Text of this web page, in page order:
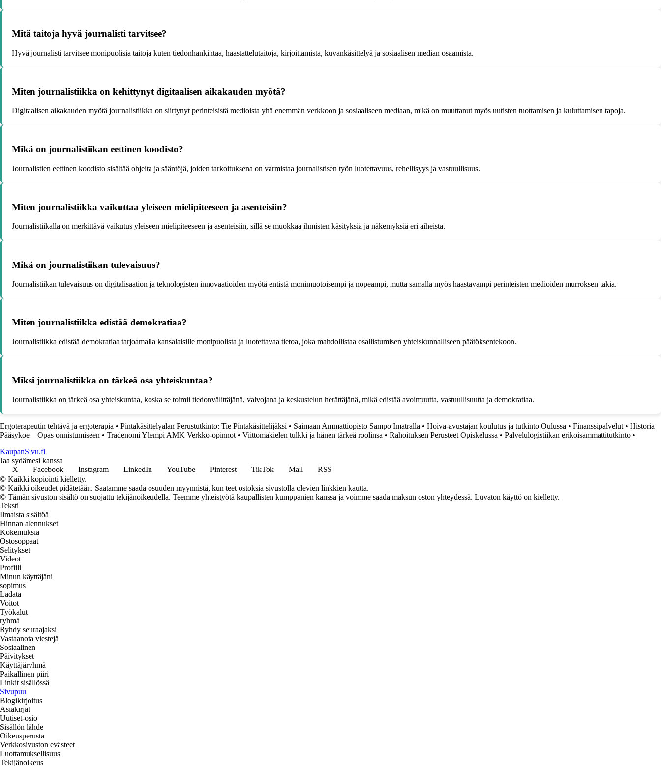
Mitä taitoja hyvä journalisti tarvitsee?
Hyvä journalisti tarvitsee monipuolisia taitoja kuten tiedonhankintaa, haastattelutaitoja, kirjoittamista, kuvankäsittelyä ja sosiaalisen median osaamista.
Miten journalistiikka on kehittynyt digitaalisen aikakauden myötä?
Digitaalisen aikakauden myötä journalistiikka on siirtynyt perinteisistä medioista yhä enemmän verkkoon ja sosiaaliseen mediaan, mikä on muuttanut myös uutisten tuottamisen ja kuluttamisen tapoja.
Mikä on journalistiikan eettinen koodisto?
Journalistien eettinen koodisto sisältää ohjeita ja sääntöjä, joiden tarkoituksena on varmistaa journalistisen työn luotettavuus, rehellisyys ja vastuullisuus.
Miten journalistiikka vaikuttaa yleiseen mielipiteeseen ja asenteisiin?
Journalistiikalla on merkittävä vaikutus yleiseen mielipiteeseen ja asenteisiin, sillä se muokkaa ihmisten käsityksiä ja näkemyksiä eri aiheista.
Mikä on journalistiikan tulevaisuus?
Journalistiikan tulevaisuus on digitalisaation ja teknologisten innovaatioiden myötä entistä monimuotoisempi ja nopeampi, mutta samalla myös haastavampi perinteisten medioiden murroksen takia.
Miten journalistiikka edistää demokratiaa?
Journalistiikka edistää demokratiaa tarjoamalla kansalaisille monipuolista ja luotettavaa tietoa, joka mahdollistaa osallistumisen yhteiskunnalliseen päätöksentekoon.
Miksi journalistiikka on tärkeä osa yhteiskuntaa?
Journalistiikka on tärkeä osa yhteiskuntaa, koska se toimii tiedonvälittäjänä, valvojana ja keskustelun herättäjänä, mikä edistää avoimuutta, vastuullisuutta ja demokratiaa.
Ergoterapeutin tehtävä ja ergoterapia • Pintakäsittelyalan Perustutkinto: Tie Pintakäsittelijäksi • Saimaan Ammattiopisto Sampo Imatralla • Hoiva-avustajan koulutus ja tutkinto Oulussa • Finanssipalvelut • Historia
Pääsykoe – Opas onnistumiseen • Tradenomi Ylempi AMK Verkko-opinnot • Viittomakielen tulkki ja hänen tärkeä roolinsa • Rahoituksen Perusteet Opiskelussa • Palvelulogistiikan erikoisammattitutkinto •
KaupanSivu.fi
Jaa sydämesi kanssa
X
Facebook Instagram LinkedIn YouTube Pinterest TikTok Mail
RSS
© Kaikki kopiointi kielletty.
© Kaikki oikeudet pidätetään. Saatamme saada osuuden myynnistä, kun teet ostoksia sivustolla olevien linkkien kautta.
© Tämän sivuston sisältö on suojattu tekijänoikeudella. Teemme yhteistyötä kaupallisten kumppanien kanssa ja voimme saada maksun oston yhteydessä. Luvaton käyttö on kielletty.
Teksti
Ilmaista sisältöä
Hinnan alennukset
Kokemuksia
Ostosoppaat
Selitykset
Videot
Profiili
Minun käyttäjäni
sopimus
Ladata
Voitot
Työkalut
ryhmä
Ryhdy seuraajaksi
Vastaanota viestejä
Sosiaalinen
Päivitykset
Käyttäjäryhmä
Paikallinen piiri
Linkit sisällössä
Sivupuu
Blogikirjoitus
Asiakirjat
Uutiset-osio
Sisällön lähde
Oikeusperusta
Verkkosivuston evästeet
Luottamuksellisuus
Tekijänoikeus